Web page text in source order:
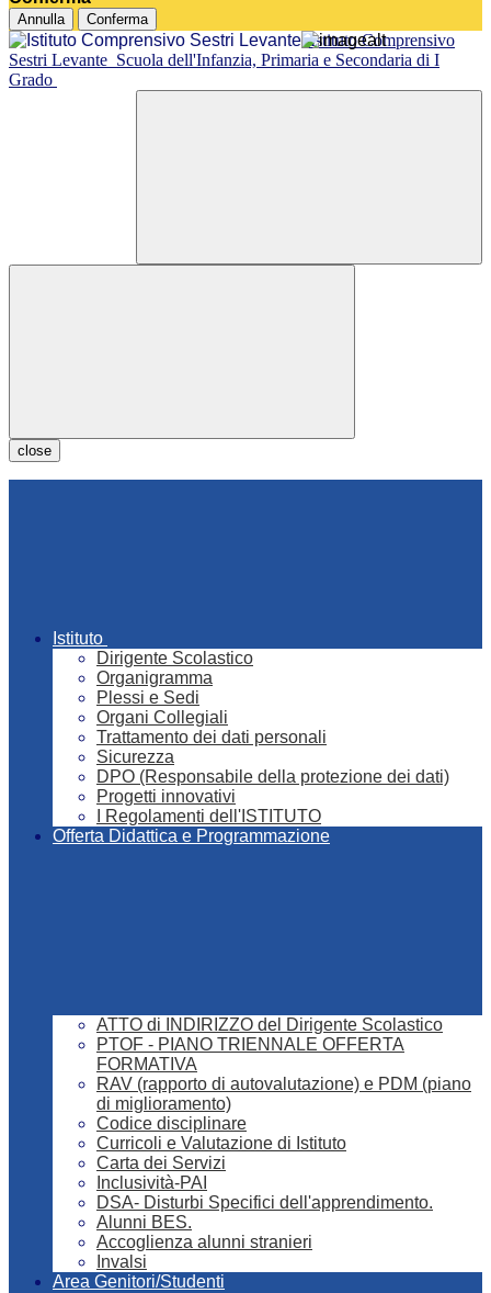
Annulla Conferma
Istituto Comprensivo
Sestri Levante Scuola dell'Infanzia, Primaria e Secondaria di I
Grado
close
Istituto
Dirigente Scolastico
Organigramma
Plessi e Sedi
Organi Collegiali
Trattamento dei dati personali
Sicurezza
DPO (Responsabile della protezione dei dati)
Progetti innovativi
I Regolamenti dell'ISTITUTO
Offerta Didattica e Programmazione
ATTO di INDIRIZZO del Dirigente Scolastico
PTOF - PIANO TRIENNALE OFFERTA
FORMATIVA
RAV (rapporto di autovalutazione) e PDM (piano
di miglioramento)
Codice disciplinare
Curricoli e Valutazione di Istituto
Carta dei Servizi
Inclusività-PAI
DSA- Disturbi Specifici dell'apprendimento.
Alunni BES.
Accoglienza alunni stranieri
Invalsi
Area Genitori/Studenti